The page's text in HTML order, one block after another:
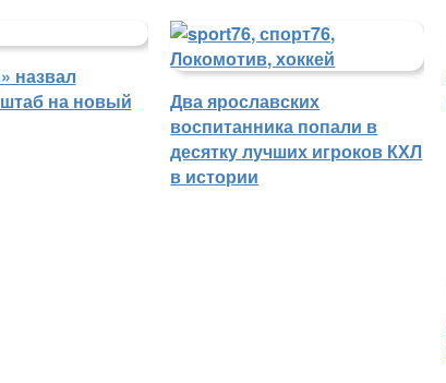
назвал
на новый
Два ярославских
воспитанника попали в
десятку лучших игроков КХЛ
в истории